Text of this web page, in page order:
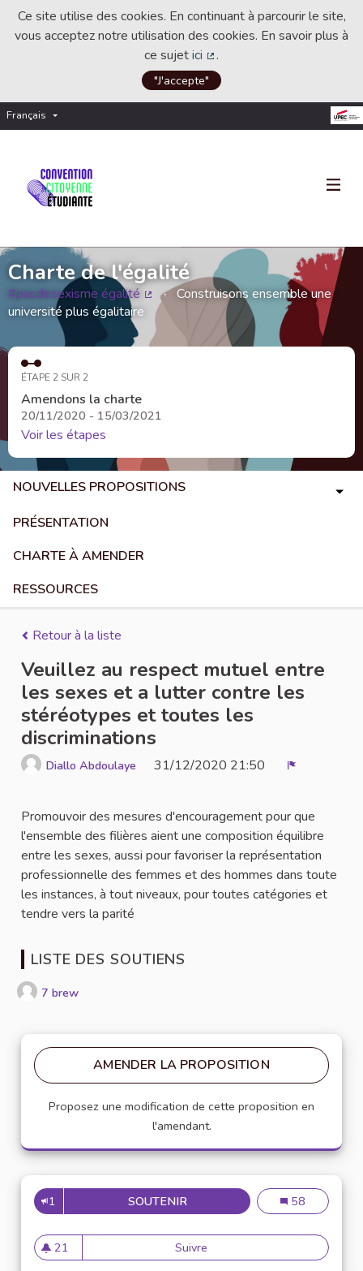
Ce site utilise des cookies. En continuant à parcourir le site,
vous acceptez notre utilisation des cookies. En savoir plus à
ce sujetici
(Lien externe)
.
"J'accepte"
Français Choisir la langue
Charte de l'égalité
#pasdesexisme égalité
(Lien externe)
Construisons ensemble une
université plus égalitaire
ÉTAPE 2 SUR 2
Amendons la charte
20/11/2020 - 15/03/2021
Voir les étapes
NOUVELLES PROPOSITIONS
PRÉSENTATION
CHARTE À AMENDER
RESSOURCES
Retour à la liste
Veuillez au respect mutuel entre
les sexes et a lutter contre les
stéréotypes et toutes les
discriminations
Diallo Abdoulaye 31/12/2020 21:50
Promouvoir des mesures d'encouragement pour que
l'ensemble des filières aient une composition équilibre
entre les sexes, aussi pour favoriser la représentation
professionnelle des femmes et des hommes dans toute
les instances, à tout niveaux, pour toutes catégories et
tendre vers la parité
LISTE DES SOUTIENS
7 brew
AMENDER LA PROPOSITION
Proposez une modification de cette proposition en
l'amendant.
1 SOUTENIRVEUILLEZ AU RESPECT
Veuillez au
58
21
21 abonnés
Suivre Veuillez au respect mutuel